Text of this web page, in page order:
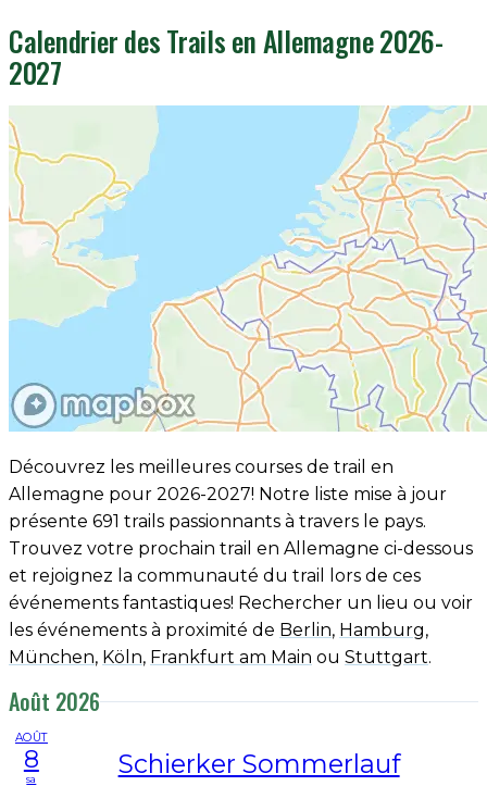
Calendrier des Trails en Allemagne 2026-
2027
Découvrez les meilleures courses de trail en
Allemagne pour 2026-2027! Notre liste mise à jour
présente 691 trails passionnants à travers le pays.
Trouvez votre prochain trail en Allemagne ci-dessous
et rejoignez la communauté du trail lors de ces
événements fantastiques! Rechercher un lieu ou voir
les événements à proximité de Berlin, Hamburg,
München, Köln, Frankfurt am Main ou Stuttgart.
Août 2026
AOÛT
8
sa Schierker Sommerlauf